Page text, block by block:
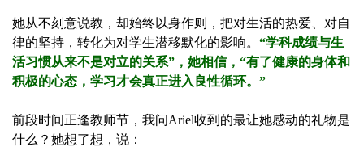
她从不刻意说教，却始终以身作则，把对生活的热爱、对自
律的坚持，转化为对学生潜移默化的影响。 “学科成绩与生
活习惯从来不是对立的关系”，她相信，“有了健康的身体和
积极的心态，学习才会真正进入良性循环。”
前段时间正逢教师节，我问Ariel收到的最让她感动的礼物是
什么？她想了想，说：